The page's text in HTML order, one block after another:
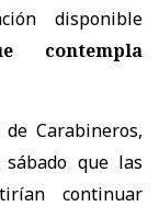
disponible
contempla
Carabineros,
que las
continuar